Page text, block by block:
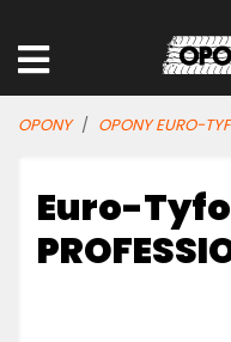
OPONY OPONY EURO-
Euro-